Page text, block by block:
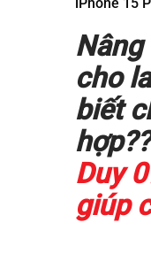
Nâng
cho
biết
Duy
giúp